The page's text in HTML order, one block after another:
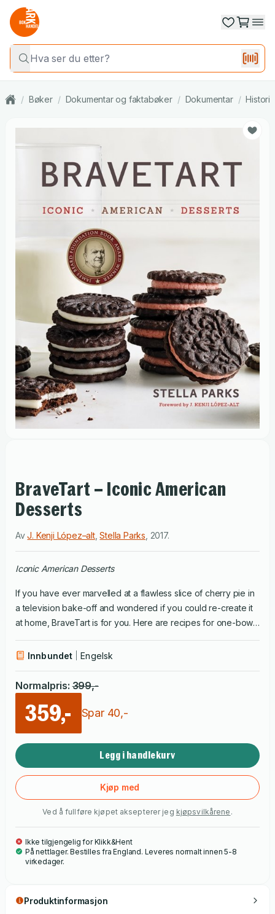
/ Bøker / Dokumentar og faktabøker / Dokumentar / Historie
BraveTart – Iconic American
Desserts
AvJ. Kenji López–alt,Stella Parks 2017.
Iconic American Desserts
If you have ever marvelled at a flawless slice of cherry pie in
a television bake-off and wondered if you could re-create it
at home, BraveTart is for you. Here are recipes for one-bowl
Brownies and even Parks’s own recipes for re-creating
crystal-clear and innovative recipes bring a pastry chef’s
expertise to your kitchen. Along the way, BraveTart tells the
surprising story of how these desserts came to be. With a
foreword by The Food Lab’s J. Kenji López-Alt, vintage
photographs, BraveTart is sure to become a classic.
Innbundet Engelsk
Normalpris: 399,-
359,- Spar 40,-
Legg i handlekurv
Kjøp med
Ved å fullføre kjøpet aksepterer jeg kjøpsvilkårene .
Ikke tilgjengelig for Klikk&Hent
På nettlager. Bestilles fra England. Leveres normalt innen 5-8
virkedager.
Produktinformasjon